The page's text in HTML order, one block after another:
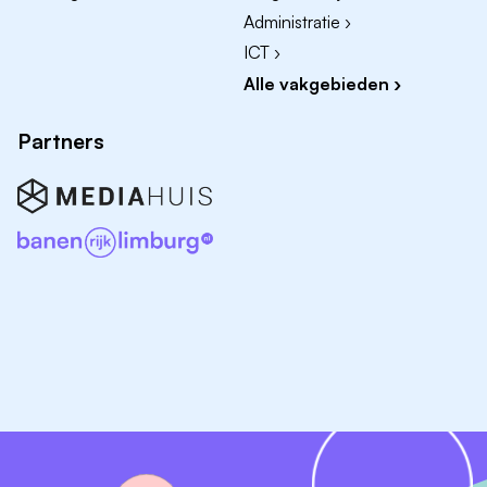
weekend beschikbaar en bereikbaar.
2026, eerder beginnen is mogelijk, voor 28 - 36
uur per week;
Een goed salaris (schaal 7 Vermo cao. Schaalrange
(excl. Feestdagenverlof);
Een aantrekkelijke pensioenregeling via het ABP;
Administratie ›
ICT ›
Alle vakgebieden ›
Partners